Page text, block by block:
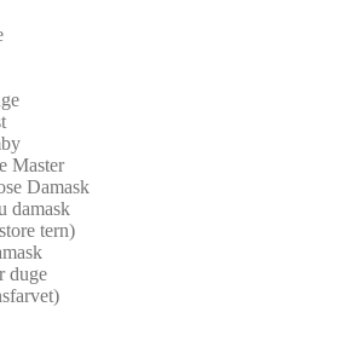
Master
Damask
damask
tern)
duge